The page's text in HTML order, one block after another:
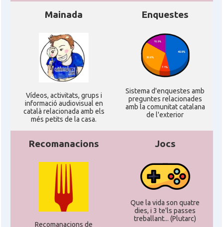
CAMON Catalans a NEBRASKA
CAMON Catalans a NEW MEXICO
CAMON Catalans a New Orleans
CAMON CATALANS A NEW YORK
CAMON
Catalans a Philadelphia,
CAMON Catalans a PHOENIX
Mainada
Ví­deos, activitats, grups i
informació audiovisual en
català relacionada amb els
més petits de la casa.
Enquestes
Sistema d'enquestes amb
preguntes relacionades
amb la comunitat catalana
de l'exterior
Recomanacions
Recomanacions de
Jocs
Que la vida son quatre
dies, i 3 te'ls passes
treballant... (Plutarc)